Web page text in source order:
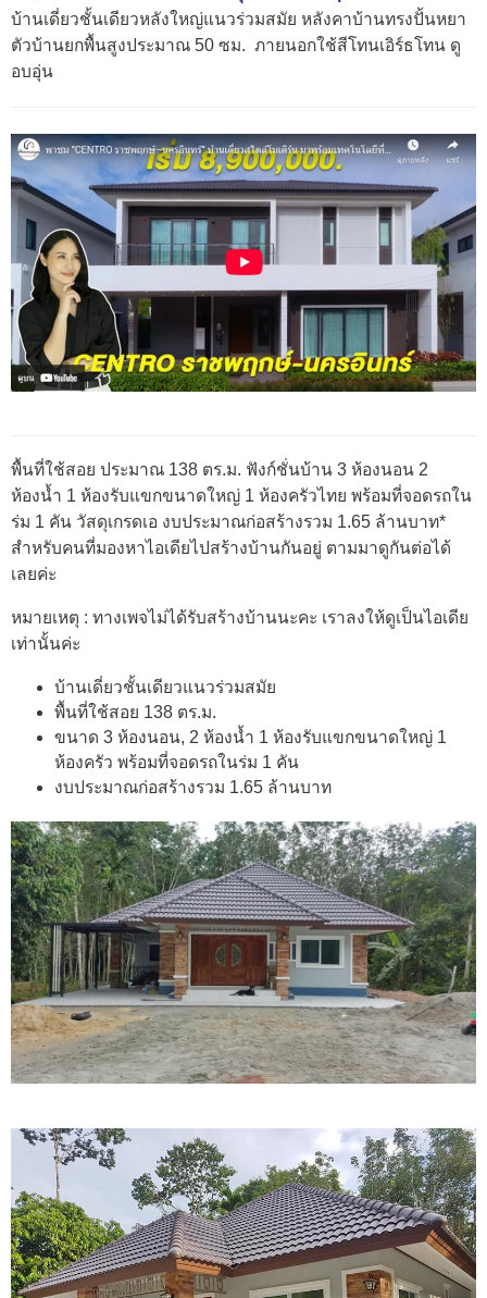
บ้านเดี่ยวชั้นเดียวหลังใหญ่แนวร่วมสมัย หลังคาบ้านทรงปั้นหยา
ตัวบ้านยกพื้นสูงประมาณ 50 ซม. ภายนอกใช้สีโทนเอิร์ธโทน ดู
อบอุ่น
พื้นที่ใช้สอย ประมาณ 138 ตร.ม. ฟังก์ชั่นบ้าน 3 ห้องนอน 2
ห้องน้ำ 1 ห้องรับแขกขนาดใหญ่ 1 ห้องครัวไทย พร้อมที่จอดรถใน
ร่ม 1 คัน วัสดุเกรดเอ งบประมาณก่อสร้างรวม 1.65 ล้านบาท*
สำหรับคนที่มองหาไอเดียไปสร้างบ้านกันอยู่ ตามมาดูกันต่อได้
เลยค่ะ
หมายเหตุ : ทางเพจไม่ได้รับสร้างบ้านนะคะ เราลงให้ดูเป็นไอเดีย
เท่านั้นค่ะ
บ้านเดี่ยวชั้นเดียวแนวร่วมสมัย
พื้นที่ใช้สอย 138 ตร.ม.
ขนาด 3 ห้องนอน, 2 ห้องน้ำ 1 ห้องรับแขกขนาดใหญ่ 1
ห้องครัว พร้อมที่จอดรถในร่ม 1 คัน
งบประมาณก่อสร้างรวม 1.65 ล้านบาท